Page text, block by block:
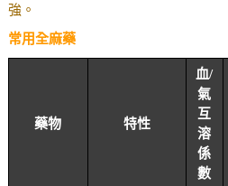
強。
常用全麻藥
藥物 特性
血/
氣
互
溶
係
數